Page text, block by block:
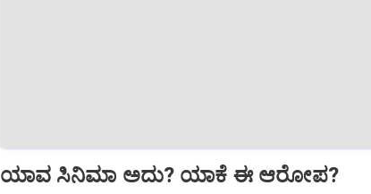
ಯಾವ ಸಿನಿಮಾ ಅದು? ಯಾಕೆ ಈ ಆರೋಪ?